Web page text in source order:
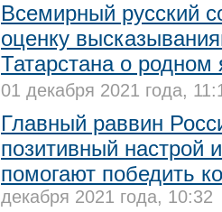
Всемирный русский
оценку
Татарстана о
01 декабря 2021 года,
Главный раввин
позитивный настрой
помогают победить
декабря 2021 года, 10:32